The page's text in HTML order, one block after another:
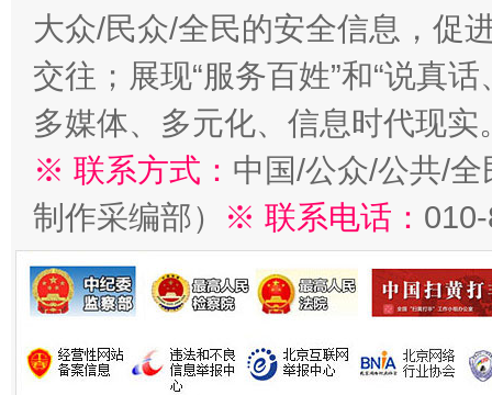
大众/民众/全民的安全信息，促
交往；展现“服务百姓”和“说真
多媒体、多元化、信息时代现实
※ 联系方式： 中国/公众/公共/
制作采编部）
※ 联系电话：